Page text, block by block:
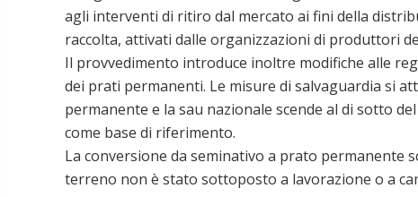
agli interventi di ritiro dal mercato ai fini della
raccolta, attivati dalle organizzazioni di produttori
Il provvedimento introduce inoltre modifiche alle
dei prati permanenti. Le misure di salvaguardia si
permanente e la sau nazionale scende al di sotto
come base di riferimento.
La conversione da seminativo a prato permanente
terreno non è stato sottoposto a lavorazione o a